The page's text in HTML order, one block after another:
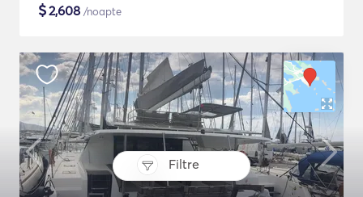
Filtre
$2,608 /noapte